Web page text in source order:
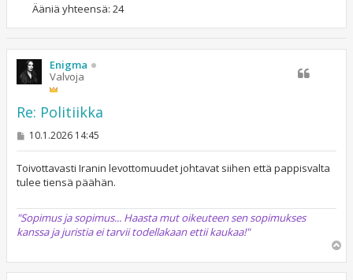
Ääniä yhteensä: 24
Enigma
Valvoja
Re: Politiikka
V
s
t
i
10.1.2026 14:45
Toivottavasti Iranin levottomuudet johtavat siihen että pappisvalta
tulee tiensä päähän.
"Sopimus ja sopimus... Haasta mut oikeuteen sen sopimukses
kanssa ja juristia ei tarvii todellakaan ettii kaukaa!"
ö